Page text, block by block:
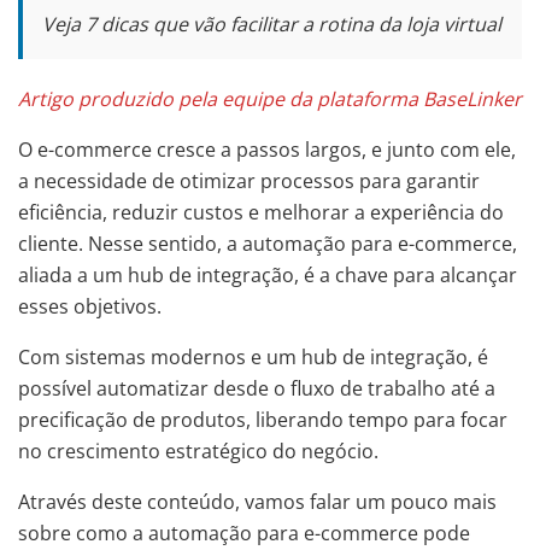
Veja 7 dicas que vão facilitar a rotina da loja virtual
Artigo produzido pela equipe da plataforma BaseLinker
O e-commerce cresce a passos largos, e junto com ele,
a necessidade de otimizar processos para garantir
eficiência, reduzir custos e melhorar a experiência do
cliente. Nesse sentido, a automação para e-commerce,
aliada a um hub de integração, é a chave para alcançar
esses objetivos.
Com sistemas modernos e um hub de integração, é
possível automatizar desde o fluxo de trabalho até a
precificação de produtos, liberando tempo para focar
no crescimento estratégico do negócio.
Através deste conteúdo, vamos falar um pouco mais
sobre como a automação para e-commerce pode